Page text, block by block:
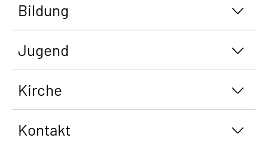
Bildung
Jugend
Kirche
Kontakt